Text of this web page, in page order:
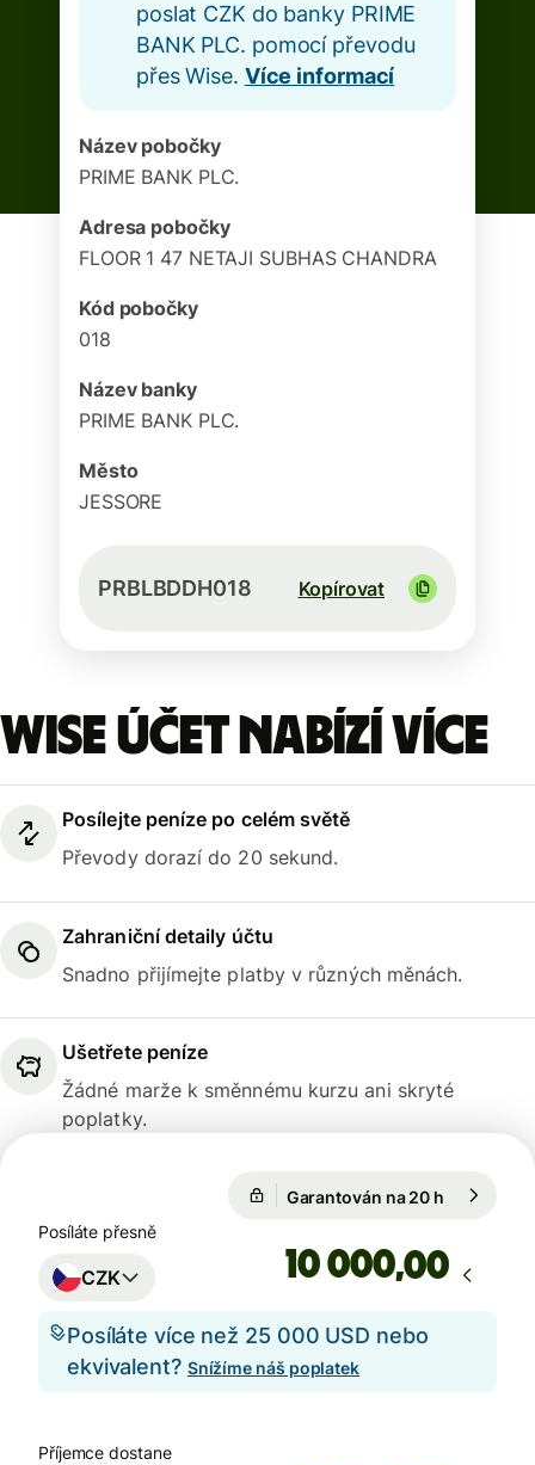
poslat CZK do banky PRIME
BANK PLC. pomocí převodu
přes Wise. Více informací
Název pobočky
PRIME BANK PLC.
Adresa pobočky
FLOOR 1 47 NETAJI SUBHAS CHANDRA
Kód pobočky
018
Název banky
PRIME BANK PLC.
Město
JESSORE
PRBLBDDH018 Kopírovat
Wise účet nabízí více
Posílejte peníze po celém světě
Převody dorazí do 20 sekund.
Zahraniční detaily účtu
Snadno přijímejte platby v různých měnách.
Ušetřete peníze
Žádné marže k směnnému kurzu ani skryté
poplatky.
Garantován na 20 h
Posíláte přesně
CZK ,00
Posíláte více než 25 000 USD nebo
ekvivalent? Snížíme náš poplatek
Příjemce dostane